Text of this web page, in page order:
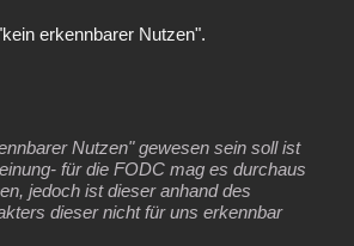
erkennbarer Nutzen".
Nutzen" gewesen sein soll ist
für die FODC mag es durchaus
jedoch ist dieser anhand des
dieser nicht für uns erkennbar